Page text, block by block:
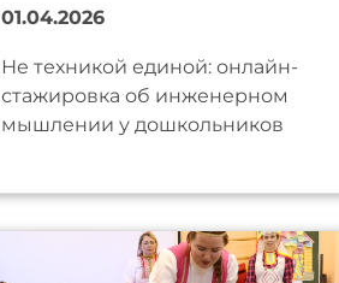
01.04.2026
Не техникой единой: онлайн-
стажировка об инженерном
мышлении у дошкольников